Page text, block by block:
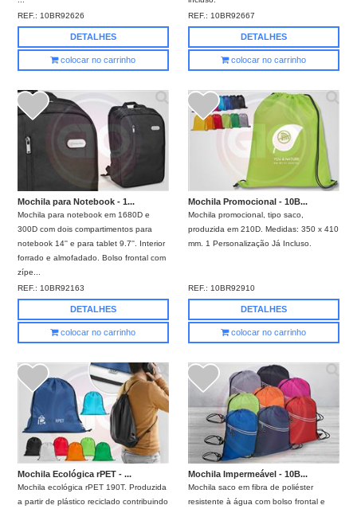
REF.:10BR92626
DETALHES
colocar no carrinho
REF.:10BR92667
DETALHES
colocar no carrinho
Mochila para Notebook - 1...
Mochila para notebook em 1680D e
300D com dois compartimentos para
notebook 14'' e para tablet 9.7''. Interior
forrado e almofadado. Bolso frontal com
zípe...
REF.: 10BR92163
DETALHES
colocar no carrinho
Mochila Promocional - 10B...
Mochila promocional, tipo saco,
produzida em 210D. Medidas: 350 x 410
mm. 1 Personalização Já Incluso.
REF.: 10BR92910
DETALHES
colocar no carrinho
Mochila Ecológica rPET - ...
Mochila ecológica rPET 190T. Produzida
a partir de plástico reciclado contribuindo
Mochila Impermeável - 10B...
Mochila saco em fibra de poliéster
resistente à água com bolso frontal e